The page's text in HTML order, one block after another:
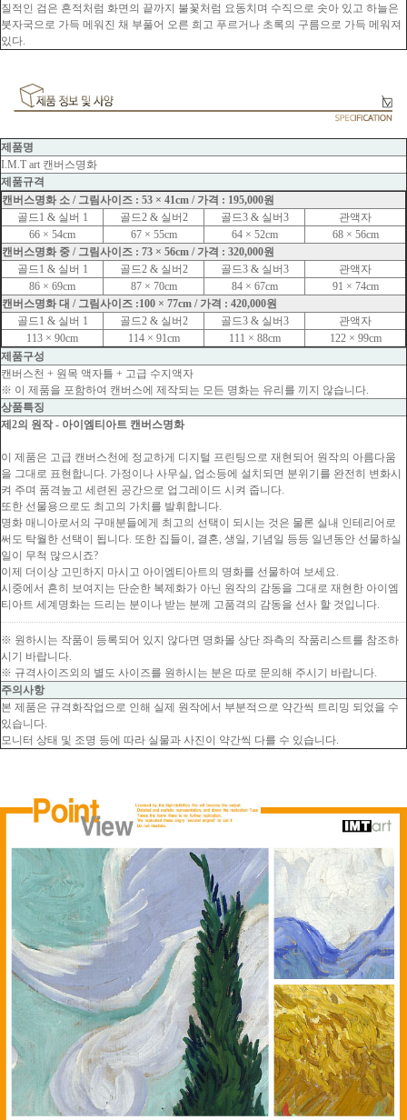
질적인 검은 흔적처럼 화면의 끝까지 불꽃처럼 요동치며 수직으로 솟아 있고 하늘은
붓자국으로 가득 메워진 채 부풀어 오른 희고 푸르거나 초록의 구름으로 가득 메워져
있다.
제품명
I.M.T art 캔버스명화
제품규격
캔버스명화 소 / 그림사이즈 : 53 × 41cm / 가격 : 195,000원
골드1 & 실버 1
골드2 & 실버2 골드3 & 실버3
관액자
66 × 54cm
67 × 55cm 64 × 52cm
68 × 56cm
캔버스명화 중 / 그림사이즈 : 73 × 56cm / 가격 : 320,000원
골드1 & 실버 1
골드2 & 실버2 골드3 & 실버3
관액자
86 × 69cm
87 × 70cm 84 × 67cm
91 × 74cm
캔버스명화 대 / 그림사이즈 :100 × 77cm / 가격 : 420,000원
골드1 & 실버 1
골드2 & 실버2 골드3 & 실버3
관액자
113 × 90cm
114 × 91cm 111 × 88cm
122 × 99cm
제품구성
캔버스천 + 원목 액자틀 + 고급 수지액자
※ 이 제품을 포함하여 캔버스에 제작되는 모든 명화는 유리를 끼지 않습니다.
상품특징
제2의 원작 - 아이엠티아트 캔버스명화
이 제품은 고급 캔버스천에 정교하게 디지털 프린팅으로 재현되어 원작의 아름다움
을 그대로 표현합니다. 가정이나 사무실, 업소등에 설치되면 분위기를 완전히 변화시
켜 주며 품격높고 세련된 공간으로 업그레이드 시켜 줍니다.
또한 선물용으로도 최고의 가치를 발휘합니다.
명화 매니아로서의 구매분들에게 최고의 선택이 되시는 것은 물론 실내 인테리어로
써도 탁월한 선택이 됩니다. 또한 집들이, 결혼, 생일, 기념일 등등 일년동안 선물하실
일이 무척 많으시죠?
이제 더이상 고민하지 마시고 아이엠티아트의 명화를 선물하여 보세요.
시중에서 흔히 보여지는 단순한 복제화가 아닌 원작의 감동을 그대로 재현한 아이엠
티아트 세계명화는 드리는 분이나 받는 분께 고품격의 감동을 선사 할 것입니다.
※ 원하시는 작품이 등록되어 있지 않다면 명화몰 상단 좌측의 작품리스트를 참조하
시기 바랍니다.
※ 규격사이즈외의 별도 사이즈를 원하시는 분은 따로 문의해 주시기 바랍니다.
주의사항
본 제품은 규격화작업으로 인해 실제 원작에서 부분적으로 약간씩 트리밍 되었을 수
있습니다.
모니터 상태 및 조명 등에 따라 실물과 사진이 약간씩 다를 수 있습니다.